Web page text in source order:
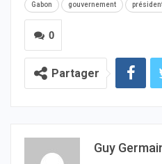
Gabon gouvernement
0
Partager
Guy